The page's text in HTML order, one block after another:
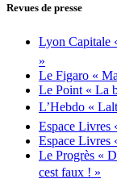
Revues de presse
Lyon Capitale
»
Le Figaro «
Le Point « La
L’Hebdo «
Espace Livres
Espace Livres
Le Progrès «
cest faux ! »